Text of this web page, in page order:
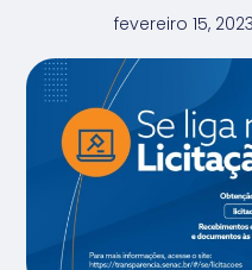
fevereiro 15, 2023